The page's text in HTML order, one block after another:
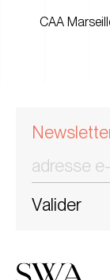
CAA
Valider